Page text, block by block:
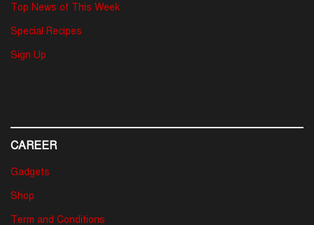
Top News of This Week
Special Recipes
Sign Up
CAREER
Gadgets
Shop
Term and Conditions